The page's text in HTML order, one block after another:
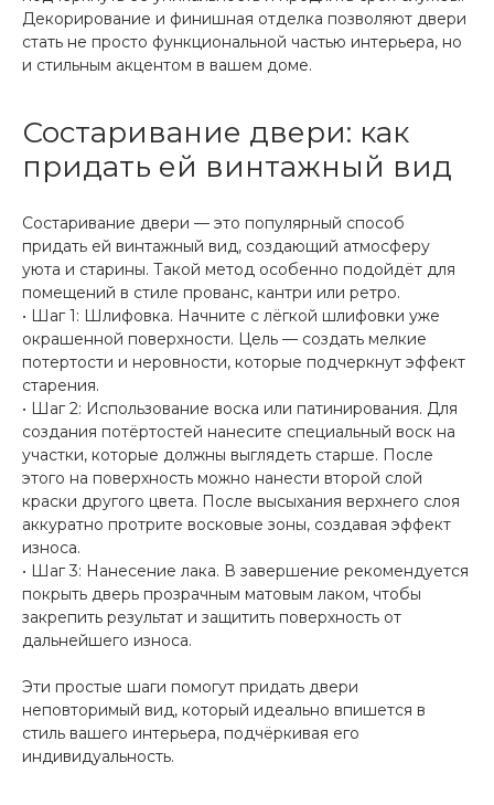
Декорирование и финишная отделка позволяют двери
стать не просто функциональной частью интерьера, но
и стильным акцентом в вашем доме.
Состаривание двери: как
придать ей винтажный вид
Состаривание двери — это популярный способ
придать ей винтажный вид, создающий атмосферу
уюта и старины. Такой метод особенно подойдёт для
помещений в стиле прованс, кантри или ретро.
• Шаг 1: Шлифовка. Начните с лёгкой шлифовки уже
окрашенной поверхности. Цель — создать мелкие
потертости и неровности, которые подчеркнут эффект
старения.
• Шаг 2: Использование воска или патинирования. Для
создания потёртостей нанесите специальный воск на
участки, которые должны выглядеть старше. После
этого на поверхность можно нанести второй слой
краски другого цвета. После высыхания верхнего слоя
аккуратно протрите восковые зоны, создавая эффект
износа.
• Шаг 3: Нанесение лака. В завершение рекомендуется
покрыть дверь прозрачным матовым лаком, чтобы
закрепить результат и защитить поверхность от
дальнейшего износа.
Эти простые шаги помогут придать двери
неповторимый вид, который идеально впишется в
стиль вашего интерьера, подчёркивая его
индивидуальность.